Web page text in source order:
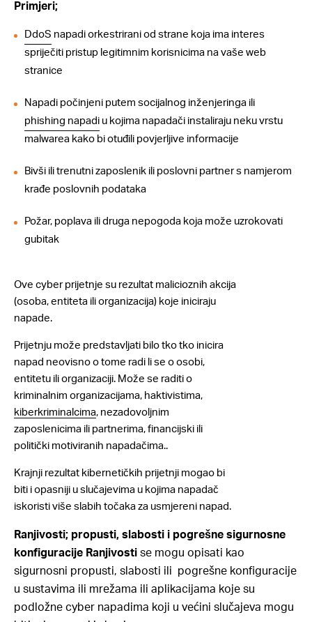
Primjeri;
DdoS napadi orkestrirani od strane koja ima interes
spriječiti pristup legitimnim korisnicima na vaše web
stranice
Napadi počinjeni putem socijalnog inženjeringa ili
phishing napadi u kojima napadači instaliraju neku vrstu
malwarea kako bi otuđili povjerljive informacije
Bivši ili trenutni zaposlenik ili poslovni partner s namjerom
krađe poslovnih podataka
Požar, poplava ili druga nepogoda koja može uzrokovati
gubitak
Ove cyber prijetnje su rezultat malicioznih akcija
(osoba, entiteta ili organizacija) koje iniciraju
napade.
Prijetnju može predstavljati bilo tko tko inicira
napad neovisno o tome radi li se o osobi,
entitetu ili organizaciji. Može se raditi o
kriminalnim organizacijama, haktivistima,
kiberkriminalcima, nezadovoljnim
zaposlenicima ili partnerima, financijski ili
politički motiviranih napadačima..
Krajnji rezultat kibernetičkih prijetnji mogao bi
biti i opasniji u slučajevima u kojima napadač
iskoristi više slabih točaka za usmjereni napad.
Ranjivosti; propusti, slabosti i pogrešne sigurnosne
konfiguracije Ranjivosti se mogu opisati kao
sigurnosni propusti, slabosti ili pogrešne konfiguracije
u sustavima ili mrežama ili aplikacijama koje su
podložne cyber napadima koji u većini slučajeva mogu